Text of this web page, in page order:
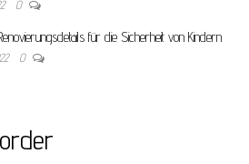
0
für die Sicherheit von Kindern
0